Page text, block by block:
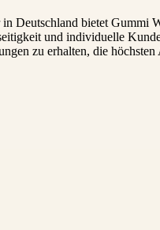
Deutschland bietet Gummi
und individuelle
zu erhalten, die